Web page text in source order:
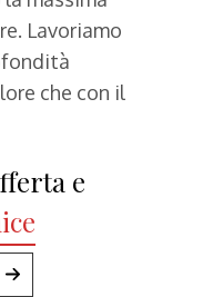
Lavoriamo
che con il
e